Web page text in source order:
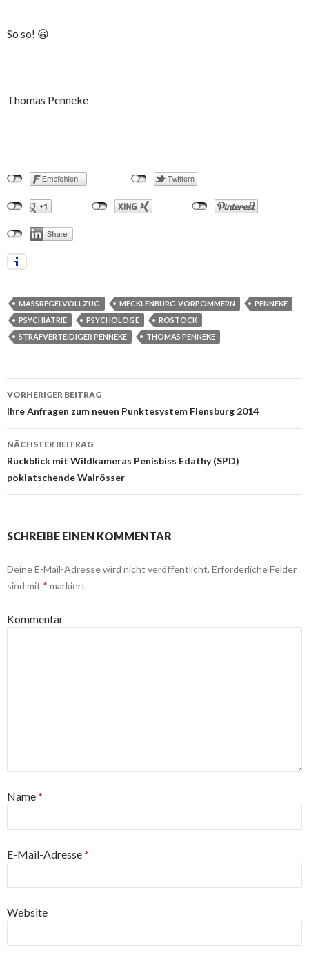
So so! 😀
Thomas Penneke
MASSREGELVOLLZUG MECKLENBURG-VORPOMMERN
PENNEKE
PSYCHIATRIE
PSYCHOLOGE
ROSTOCK
STRAFVERTEIDIGER PENNEKE
THOMAS PENNEKE
Beitrags-
Navigation
VORHERIGER BEITRAG
Ihre Anfragen zum neuen Punktesystem Flensburg 2014
NÄCHSTER BEITRAG
Rückblick mit Wildkameras Penisbiss Edathy (SPD)
poklatschende Walrösser
SCHREIBE EINEN KOMMENTAR
Deine E-Mail-Adresse wird nicht veröffentlicht. Erforderliche Felder
sind mit * markiert
Kommentar
Name*
E-Mail-Adresse*
Website